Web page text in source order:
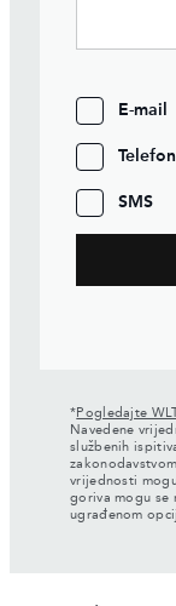
E-mail
Telefon
SMS
*Pogledajte
Navedene
službenih
vrijednosti
goriva mogu se
ugrađenom